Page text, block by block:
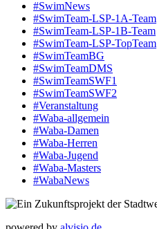
#SwimNews
#SwimTeam-LSP-1A-Team
#SwimTeam-LSP-1B-Team
#SwimTeam-LSP-TopTeam
#SwimTeamBG
#SwimTeamDMS
#SwimTeamSWF1
#SwimTeamSWF2
#Veranstaltung
#Waba-allgemein
#Waba-Damen
#Waba-Herren
#Waba-Jugend
#Waba-Masters
#WabaNews